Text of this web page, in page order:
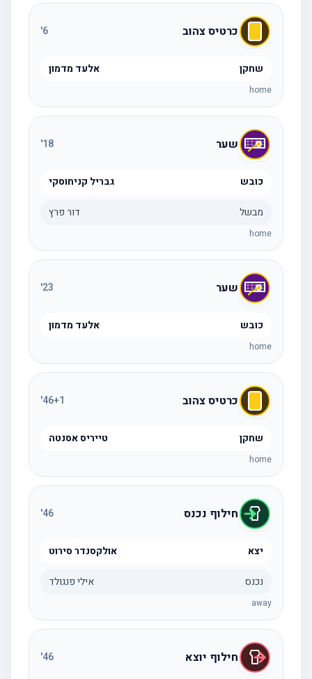
כרטיס צהוב
שחקן אלעד מדמון
home
שער 18
'
כובש גבריל קניחוסקי
מבשל דור פרץ
home
שער 23
'
כובש אלעד מדמון
home
כרטיס צהוב 46+1
'
שחקן טייריס אסנטה
home
חילוף נכנס 46
'
יצא אולקסנדר סירוט
נכנס אילי פנגולד
away
חילוף יוצא 46
'